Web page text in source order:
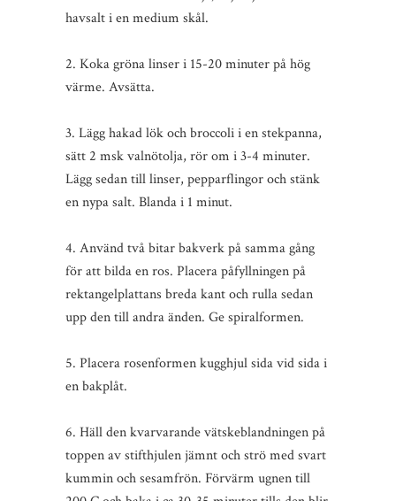
havsalt i en medium skål.
2. Koka gröna linser i 15-20 minuter på hög
värme. Avsätta.
3. Lägg hakad lök och broccoli i en stekpanna,
sätt 2 msk valnötolja, rör om i 3-4 minuter.
Lägg sedan till linser, pepparflingor och stänk
en nypa salt. Blanda i 1 minut.
4. Använd två bitar bakverk på samma gång
för att bilda en ros. Placera påfyllningen på
rektangelplattans breda kant och rulla sedan
upp den till andra änden. Ge spiralformen.
5. Placera rosenformen kugghjul sida vid sida i
en bakplåt.
6. Häll den kvarvarande vätskeblandningen på
toppen av stifthjulen jämnt och strö med svart
kummin och sesamfrön. Förvärm ugnen till